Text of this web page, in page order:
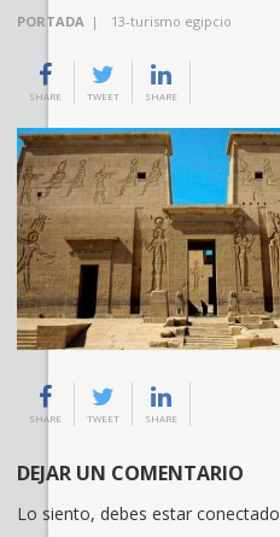
PORTADA | 13-turismo egipcio
SHARE TWEET SHARE
SHARE TWEET SHARE
DEJAR UN COMENTARIO
Lo siento, debes estar conectado